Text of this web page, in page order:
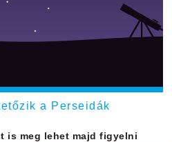
a Perseidák
is meg lehet majd figyelni